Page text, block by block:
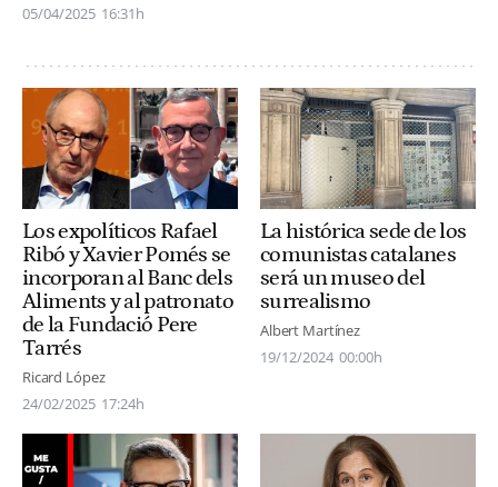
05/04/2025 16:31h
Los expolíticos Rafael
Ribó y Xavier Pomés se
incorporan al Banc dels
Aliments y al patronato
de la Fundació Pere
Tarrés
Ricard López
24/02/2025 17:24h
La histórica sede de los
comunistas catalanes
será un museo del
surrealismo
Albert Martínez
19/12/2024 00:00h